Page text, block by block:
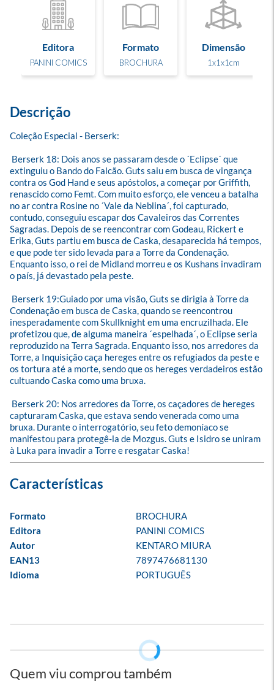
Editora
PANINI COMICS
Formato
BROCHURA
Dimensão
1x1x1cm
Descrição
Coleção Especial - Berserk:
extinguiu o Bando do Falcão. Guts saiu em busca de vingança
contra os God Hand e seus apóstolos, a começar por Griffith,
renascido como Femt. Com muito esforço, ele venceu a batalha
no ar contra Rosine no ´Vale da Neblina´, foi capturado,
contudo, conseguiu escapar dos Cavaleiros das Correntes
Sagradas. Depois de se reencontrar com Godeau, Rickert e
Erika, Guts partiu em busca de Caska, desaparecida há tempos,
e que pode ter sido levada para a Torre da Condenação.
Enquanto isso, o rei de Midland morreu e os Kushans invadiram
o país, já devastado pela peste.
Condenação em busca de Caska, quando se reencontrou
inesperadamente com Skullknight em uma encruzilhada. Ele
profetizou que, de alguma maneira ´espelhada´, o Eclipse seria
reproduzido na Terra Sagrada. Enquanto isso, nos arredores da
Torre, a Inquisição caça hereges entre os refugiados da peste e
os tortura até a morte, sendo que os hereges verdadeiros estão
cultuando Caska como uma bruxa.
capturaram Caska, que estava sendo venerada como uma
bruxa. Durante o interrogatório, seu feto demoníaco se
manifestou para protegê-la de Mozgus. Guts e Isidro se uniram
à Luka para invadir a Torre e resgatar Caska!
Formato
BROCHURA
Editora
PANINI COMICS
Autor
KENTARO MIURA
EAN13
7897476681130
Idioma
PORTUGUÊS
Quem viu comprou também